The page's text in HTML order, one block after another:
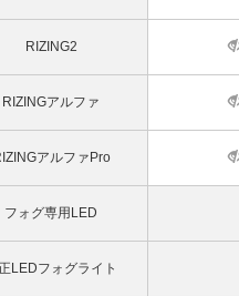
RIZING2
RIZINGアルファ
アルファPro
フォグ専用LED
LEDフォグライト